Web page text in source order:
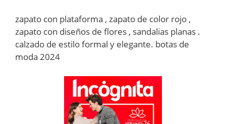
zapato con plataforma , zapato de color rojo ,
zapato con diseños de flores , sandalias planas .
calzado de estilo formal y elegante. botas de
moda 2024